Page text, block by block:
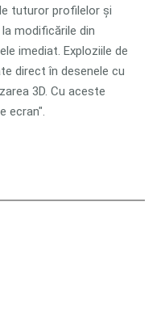
tuturor profilelor și
modificările din
imediat. Exploziile de
direct în desenele cu
3D. Cu aceste
ecran".